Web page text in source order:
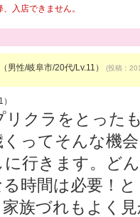
入店できません。
男性/岐阜市/20代/Lv.11） (投稿：
クラをとった
ってそんな機
行きます。ど
時間は必要！
族づれもよく